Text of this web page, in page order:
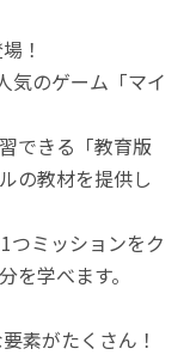
！
気のゲーム「マイ
できる「教育版
の教材を提供し
つミッションをク
を学べます。
素がたくさん！